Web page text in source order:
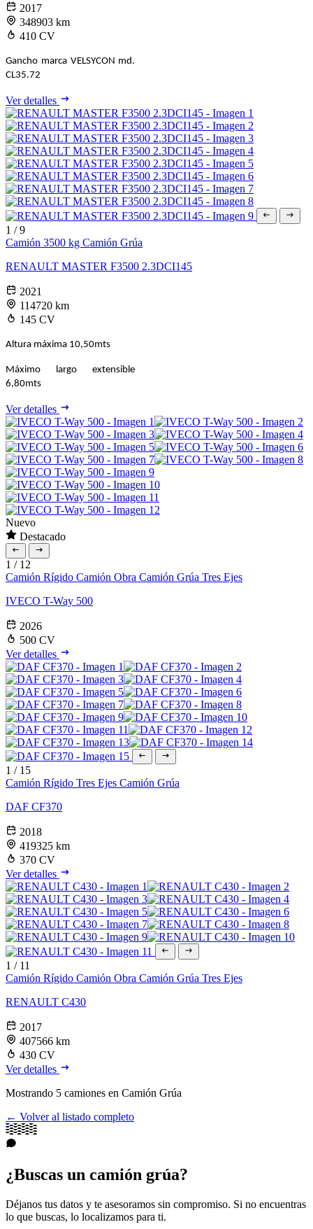
2017
348903 km
410 CV
Gancho marca VELSYCON md.
CL35.72
Ver detalles
1 /9
Camión 3500 kg Camión Grúa
RENAULT MASTER F3500 2.3DCI145
2021
114720 km
145 CV
Altura máxima 10,50mts
Máximo largo extensible
6,80mts
Ver detalles
Nuevo
Destacado
1 / 12
Camión Rígido Camión Obra Camión Grúa Tres Ejes
IVECO T-Way 500
2026
500 CV
Ver detalles
1 / 15
Camión Rígido Tres Ejes Camión Grúa
DAF CF370
2018
419325 km
370 CV
Ver detalles
1 / 11
Camión Rígido Camión Obra Camión Grúa Tres Ejes
RENAULT C430
2017
407566 km
430 CV
Ver detalles
Mostrando 5 camiones en Camión Grúa
← Volver al listado completo
¿Buscas un camión grúa?
Déjanos tus datos y te asesoramos sin compromiso. Si no encuentras
lo que buscas, lo localizamos para ti.